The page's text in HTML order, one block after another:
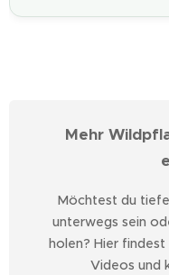
Mehr
Möchtest du
unterwegs sein
holen? Hier
Videos und